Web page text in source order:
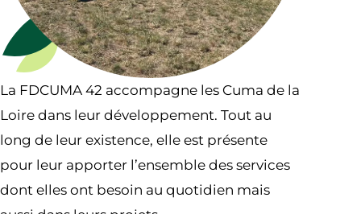
La FDCUMA 42 accompagne les Cuma de la
Loire dans leur développement. Tout au
long de leur existence, elle est présente
pour leur apporter l’ensemble des services
dont elles ont besoin au quotidien mais